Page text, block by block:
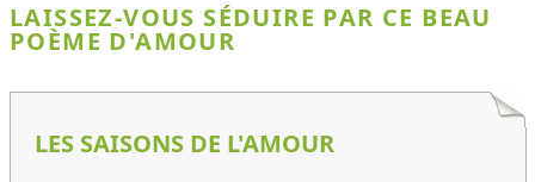
LAISSEZ-VOUS SÉDUIRE PAR CE BEAU
POÈME D'AMOUR
LES SAISONS DE L'AMOUR